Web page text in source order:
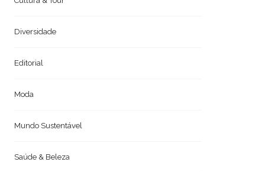
Diversidade
Editorial
Moda
Mundo Sustentável
Saúde & Beleza